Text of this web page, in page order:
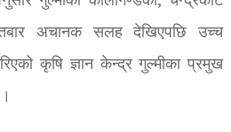
अचानक सलह देखिएपछि उच्च
कृषि ज्ञान केन्द्र गुल्मीका प्रमुख